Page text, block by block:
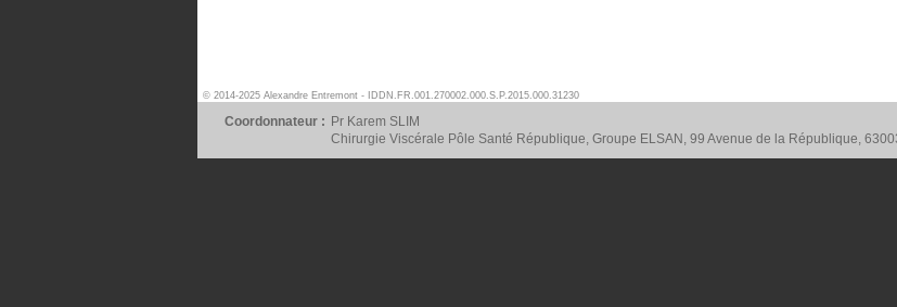
© 2014-2025 Alexandre Entremont - IDDN.FR.001.270002.000.S.P.2015.000.31230
Coordonnateur : Pr Karem SLIM
Chirurgie Viscérale Pôle Santé République, Groupe ELSAN, 99 Avenue de la République,